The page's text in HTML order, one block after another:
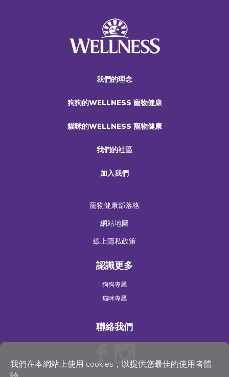
我們在本網站上使用 cookies，以提供您最佳的使用者體
我們的理念
狗狗的WELLNESS 寵物健康
貓咪的WELLNESS 寵物健康
我們的社區
加入我們
寵物健康部落格
網站地圖
線上隱私政策
認識更多
狗狗專屬
貓咪專屬
聯絡我們